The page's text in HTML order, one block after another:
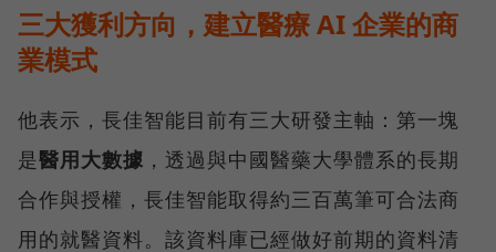
三大獲利方向，建立醫療 AI 企業的商
業模式
他表示，長佳智能目前有三大研發主軸：第一塊
是醫用大數據 ，透過與中國醫藥大學體系的長期
合作與授權，長佳智能取得約三百萬筆可合法商
用的就醫資料。該資料庫已經做好前期的資料清